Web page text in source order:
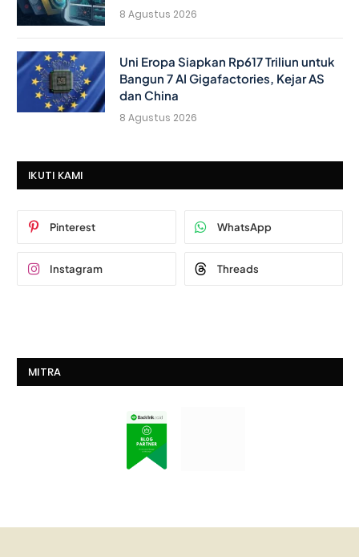
8 Agustus 2026
Uni Eropa Siapkan Rp617 Triliun untuk
Bangun 7 AI Gigafactories, Kejar AS
dan China
8 Agustus 2026
IKUTI KAMI
Pinterest WhatsApp
Instagram Threads
MITRA